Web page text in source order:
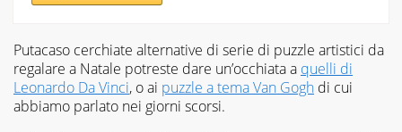
Putacaso cerchiate alternative di serie di puzzle artistici da
regalare a Natale potreste dare un’occhiata a quelli di
Leonardo Da Vinci, o ai puzzle a tema Van Gogh di cui
abbiamo parlato nei giorni scorsi.